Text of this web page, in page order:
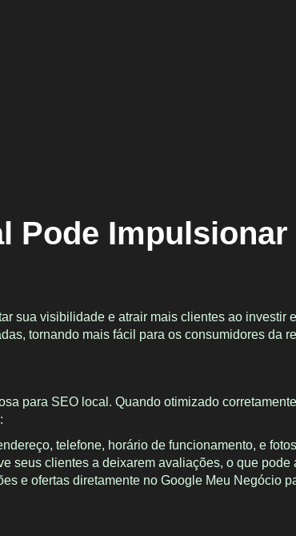
Pode
sua visibilidade e atrair mais clientes ao investir
tornando mais fácil para os consumidores da
para SEO local. Quando otimizado
telefone, horário de funcionamento, e
seus clientes a deixarem avaliações, o que
e ofertas diretamente no Google Meu Negócio